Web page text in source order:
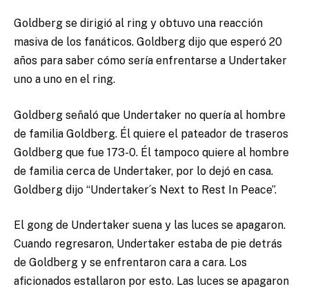
Goldberg se dirigió al ring y obtuvo una reacción
masiva de los fanáticos. Goldberg dijo que esperó 20
años para saber cómo sería enfrentarse a Undertaker
uno a uno en el ring.
Goldberg señaló que Undertaker no quería al hombre
de familia Goldberg. Él quiere el pateador de traseros
Goldberg que fue 173-0. Él tampoco quiere al hombre
de familia cerca de Undertaker, por lo dejó en casa.
Goldberg dijo “Undertaker´s Next to Rest In Peace”.
El gong de Undertaker suena y las luces se apagaron.
Cuando regresaron, Undertaker estaba de pie detrás
de Goldberg y se enfrentaron cara a cara. Los
aficionados estallaron por esto. Las luces se apagaron